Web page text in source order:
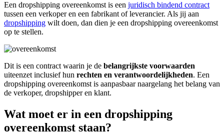
Een dropshipping overeenkomst is een juridisch bindend contract
tussen een verkoper en een fabrikant of leverancier. Als jij aan
dropshipping wilt doen, dan dien je een dropshipping overeenkomst
op te stellen.
Dit is een contract waarin je de belangrijkste voorwaarden
uiteenzet inclusief hun rechten en verantwoordelijkheden. Een
dropshipping overeenkomst is aanpasbaar naargelang het belang van
de verkoper, dropshipper en klant.
Wat moet er in een dropshipping
overeenkomst staan?